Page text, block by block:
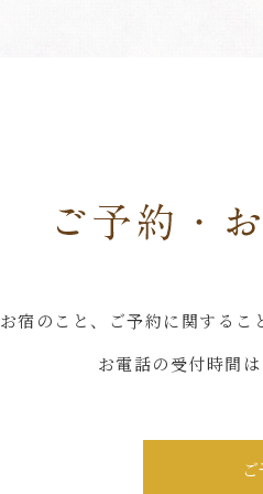
お宿のこと、ご予約に関する
お電話の受付時間